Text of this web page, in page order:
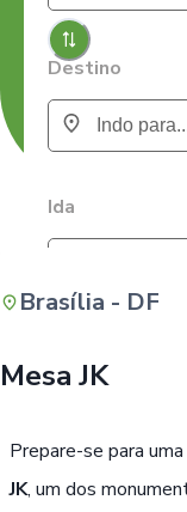
Destino
Ida
Brasília - DF
Mesa JK
Prepare-se para
JK, um dos